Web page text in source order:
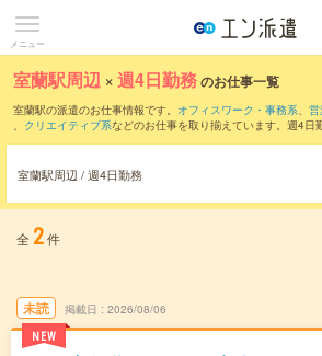
メニュー
室蘭駅周辺 ×週4日勤務のお仕事一覧
室蘭駅の派遣のお仕事情報です。 オフィスワーク・事務系、
、 クリエイティブ系などのお仕事を取り揃えています。週4日
室蘭駅周辺 / 週4日勤務
全 2件
未読
NEW
掲載日 2026/08/06